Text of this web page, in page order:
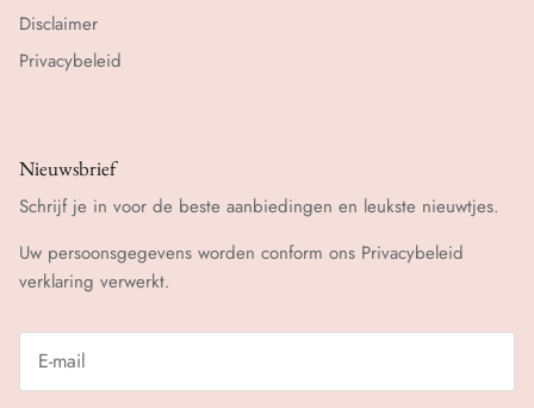
Disclaimer
Privacybeleid
Nieuwsbrief
Schrijf je in voor de beste aanbiedingen en leukste nieuwtjes.
Uw persoonsgegevens worden conform ons Privacybeleid
verklaring verwerkt.